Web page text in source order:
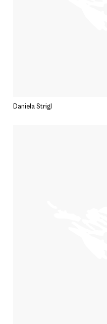
Daniela Strigl